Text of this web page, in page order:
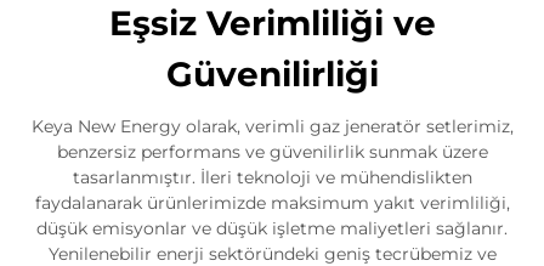
Eşsiz Verimliliği ve
Güvenilirliği
Keya New Energy olarak, verimli gaz jeneratör setlerimiz,
benzersiz performans ve güvenilirlik sunmak üzere
tasarlanmıştır. İleri teknoloji ve mühendislikten
faydalanarak ürünlerimizde maksimum yakıt verimliliği,
düşük emisyonlar ve düşük işletme maliyetleri sağlanır.
Yenilenebilir enerji sektöründeki geniş tecrübemiz ve